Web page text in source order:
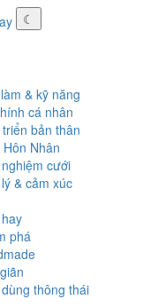
☾
& kỹ năng
cá nhân
triển bản thân
Nhân
cưới
& cảm xúc
phá
thông thái